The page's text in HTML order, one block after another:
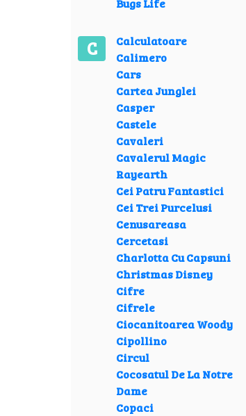
Bugs Life
C
Calculatoare
Calimero
Cars
Cartea Junglei
Casper
Castele
Cavaleri
Cavalerul Magic
Rayearth
Cei Patru Fantastici
Cei Trei Purcelusi
Cenusareasa
Cercetasi
Charlotta Cu Capsuni
Christmas Disney
Cifre
Cifrele
Ciocanitoarea Woody
Cipollino
Circul
Cocosatul De La Notre
Dame
Copaci